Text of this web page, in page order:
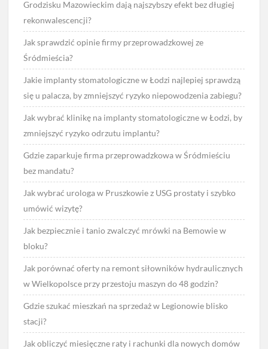
Grodzisku Mazowieckim dają najszybszy efekt bez długiej
rekonwalescencji?
Jak sprawdzić opinie firmy przeprowadzkowej ze
Śródmieścia?
Jakie implanty stomatologiczne w Łodzi najlepiej sprawdzą
się u palacza, by zmniejszyć ryzyko niepowodzenia zabiegu?
Jak wybrać klinikę na implanty stomatologiczne w Łodzi, by
zmniejszyć ryzyko odrzutu implantu?
Gdzie zaparkuje firma przeprowadzkowa w Śródmieściu
bez mandatu?
Jak wybrać urologa w Pruszkowie z USG prostaty i szybko
umówić wizytę?
Jak bezpiecznie i tanio zwalczyć mrówki na Bemowie w
bloku?
Jak porównać oferty na remont siłowników hydraulicznych
w Wielkopolsce przy przestoju maszyn do 48 godzin?
Gdzie szukać mieszkań na sprzedaż w Legionowie blisko
stacji?
Jak obliczyć miesięczne raty i rachunki dla nowych domów